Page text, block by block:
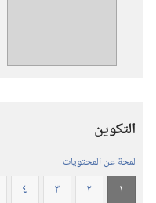
التكوين
لمحة عن المحتويات
١ ٢ ٣ ٤